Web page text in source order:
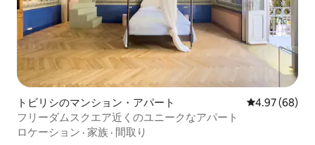
トビリシのマンション・アパート レビュー68
4.97 (68)
フリーダムスクエア近くのユニークなアパート
ロケーション · 家族 · 間取り